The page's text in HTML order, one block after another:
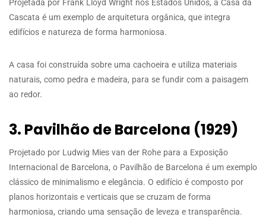
Projetada por Frank Lloyd Wright nos Estados Unidos, a Casa da
Cascata é um exemplo de arquitetura orgânica, que integra
edifícios e natureza de forma harmoniosa.
A casa foi construída sobre uma cachoeira e utiliza materiais
naturais, como pedra e madeira, para se fundir com a paisagem
ao redor.
3. Pavilhão de Barcelona (1929)
Projetado por Ludwig Mies van der Rohe para a Exposição
Internacional de Barcelona, o Pavilhão de Barcelona é um exemplo
clássico de minimalismo e elegância. O edifício é composto por
planos horizontais e verticais que se cruzam de forma
harmoniosa, criando uma sensação de leveza e transparência.